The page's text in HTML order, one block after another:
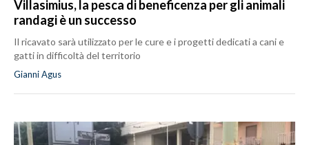
Villasimius, la pesca di beneficenza per gli animali
randagi è un successo
Il ricavato sarà utilizzato per le cure e i progetti dedicati a cani e
gatti in difficoltà del territorio
Gianni Agus